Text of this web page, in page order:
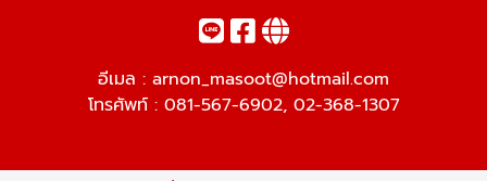
อีเมล : arnon_masoot@hotmail.com
โทรศัพท์ : 081-567-6902, 02-368-1307